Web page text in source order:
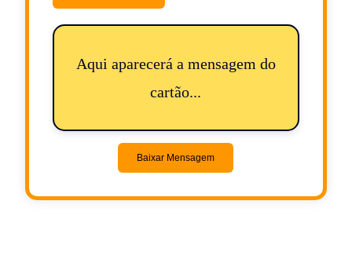
Aqui aparecerá a mensagem do
cartão...
Baixar Mensagem